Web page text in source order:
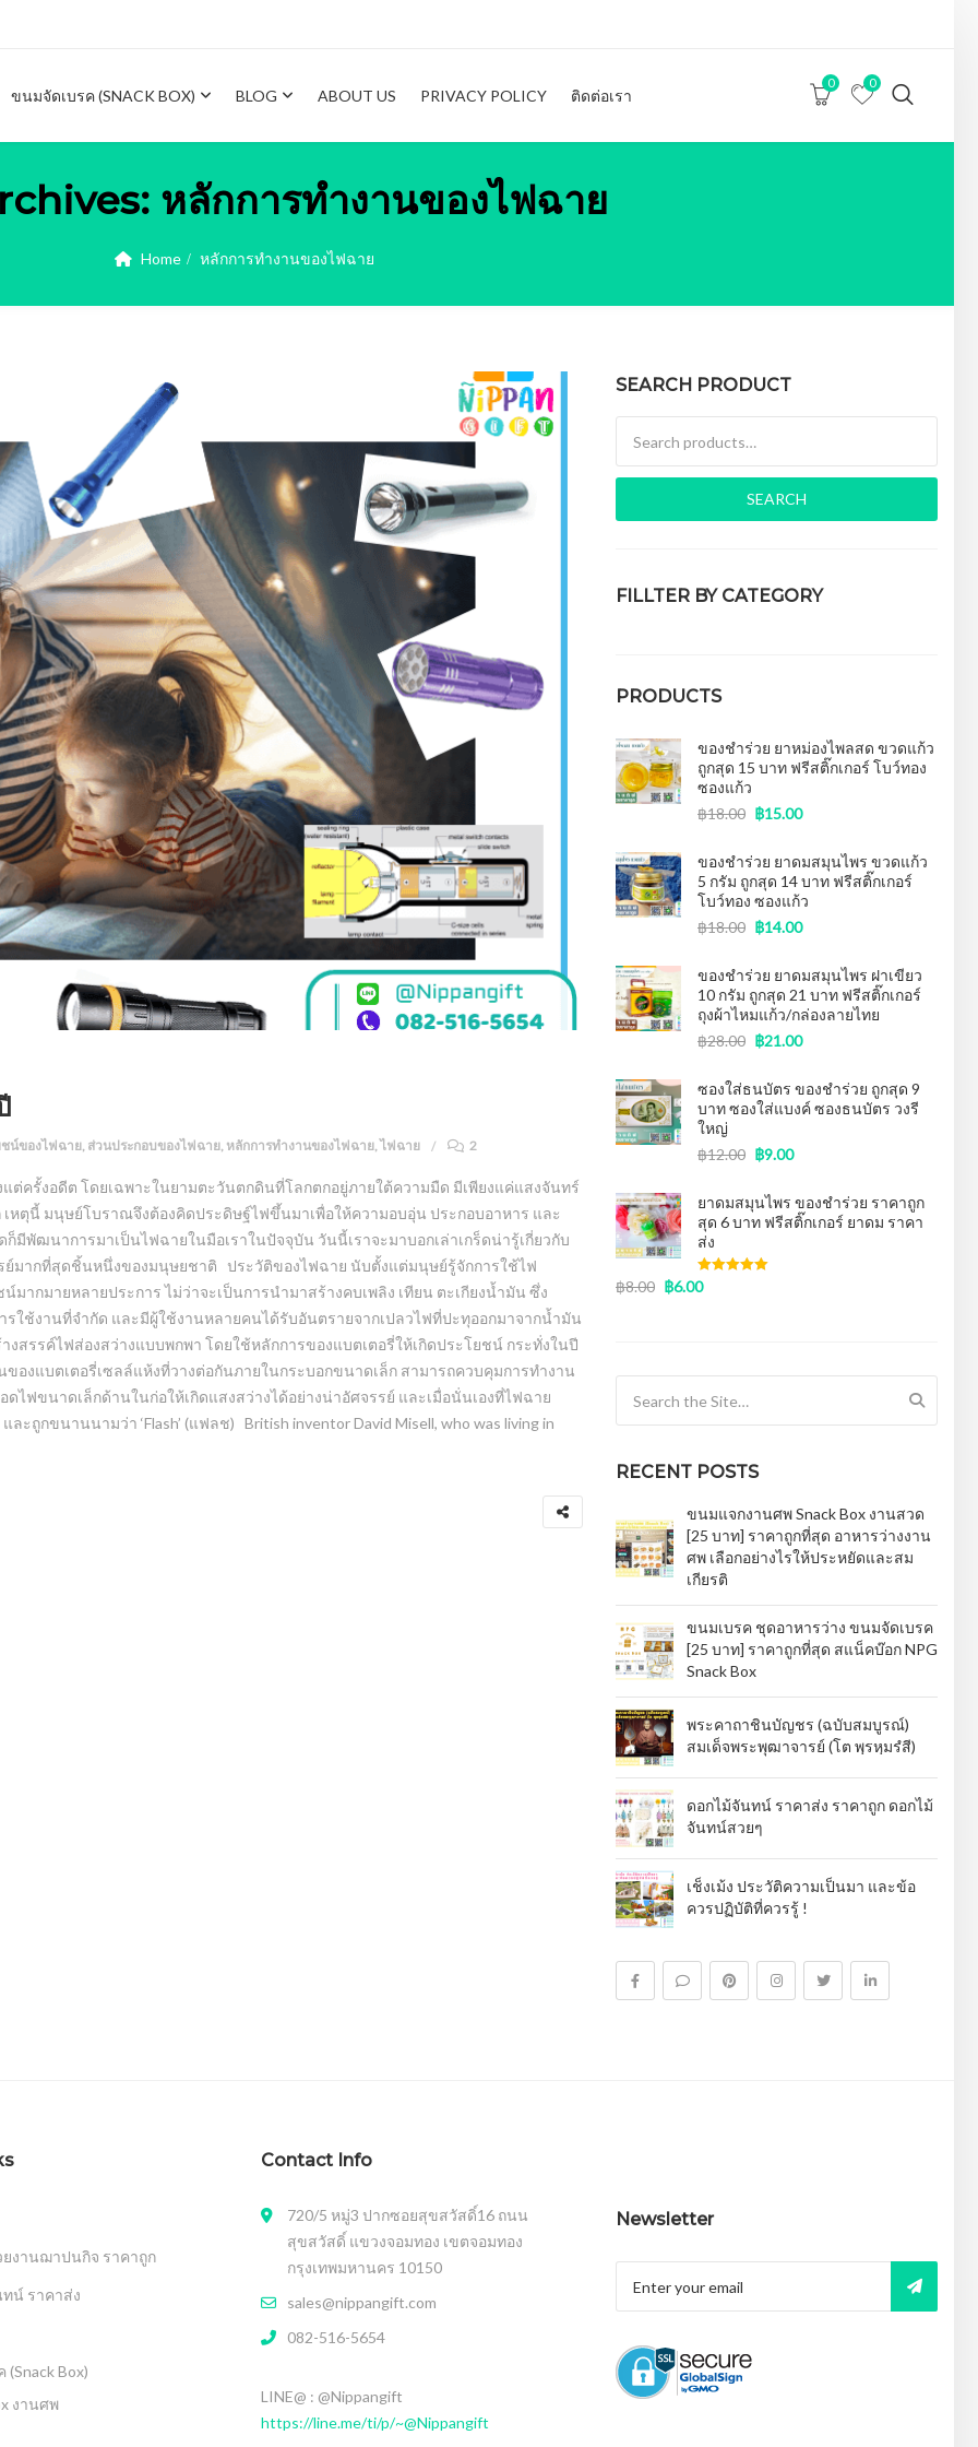
ขนมจัดเบรค (SNACK BOX) BLOG ABOUT US PRIVACY POLICY ติดต่อเรา
0 0
หลักการทำงานของไฟฉาย
Home หลักการทำงานของไฟฉาย
ชน์ของไฟฉาย, ส่วนประกอบของไฟฉาย, หลักการทำงานของไฟฉาย,ไฟฉาย 2
ต่ครั้งอดีต โดยเฉพาะในยามตะวันตกดินที่โลกตกอยู่ภายใต้ความมืด มีเพียงแค่แสงจันทร์
หตุนี้ มนุษย์โบราณจึงต้องคิดประดิษฐ์ไฟขึ้นมาเพื่อให้ความอบอุ่น ประกอบอาหาร และ
พัฒนาการมาเป็นไฟฉายในมือเราในปัจจุบัน วันนี้เราจะมาบอกเล่าเกร็ดน่ารู้เกี่ยวกับ
มากที่สุดชิ้นหนึ่งของมนุษยชาติ ประวัติของไฟฉาย นับตั้งแต่มนุษย์รู้จักการใช้ไฟ
ากมายหลายประการ ไม่ว่าจะเป็นการนำมาสร้างคบเพลิง เทียน ตะเกียงน้ำมัน ซึ่ง
รใช้งานที่จำกัด และมีผู้ใช้งานหลายคนได้รับอันตรายจากเปลวไฟที่ปะทุออกมาจากน้ำมัน
สรรค์ไฟส่องสว่างแบบพกพา โดยใช้หลักการของแบตเตอรี่ให้เกิดประโยชน์ กระทั่งในปี
งแบตเตอรี่เซลล์แห้งที่วางต่อกันภายในกระบอกขนาดเล็ก สามารถควบคุมการทำงาน
ไฟขนาดเล็กด้านในก่อให้เกิดแสงสว่างได้อย่างน่าอัศจรรย์ และเมื่อนั่นเองที่ไฟฉาย
กขนานนามว่า ‘Flash’ (แฟลช) British inventor David Misell, who was living in
SEARCH PRODUCT
SEARCH
FILLTER BY CATEGORY
PRODUCTS
ของชำร่วย ยาหม่องไพลสด ขวดแก้ว
ถูกสุด 15 บาท ฟรีสติ๊กเกอร์ โบว์ทอง
ซองแก้ว
฿18.00 ฿15.00
ของชำร่วย ยาดมสมุนไพร ขวดแก้ว
5 กรัม ถูกสุด 14 บาท ฟรีสติ๊กเกอร์
โบว์ทอง ซองแก้ว
฿18.00 ฿14.00
ของชําร่วย ยาดมสมุนไพร ฝาเขียว
10 กรัม ถูกสุด 21 บาท ฟรีสติ๊กเกอร์
ถุงผ้าไหมแก้ว/กล่องลายไทย
฿28.00 ฿21.00
ซองใส่ธนบัตร ของชําร่วย ถูกสุด 9
บาท ซองใส่แบงค์ ซองธนบัตร วงรี
ใหญ่
฿12.00 ฿9.00
ยาดมสมุนไพร ของชำร่วย ราคาถูก
สุด 6 บาท ฟรีสติ๊กเกอร์ ยาดม ราคา
ส่ง
Rated
out of 5
฿8.00 ฿6.00
RECENT POSTS
ขนมแจกงานศพ Snack Box งานสวด
[25 บาท] ราคาถูกที่สุด อาหารว่างงาน
ศพ เลือกอย่างไรให้ประหยัดและสม
เกียรติ
ขนมเบรค ชุดอาหารว่าง ขนมจัดเบรค
[25 บาท] ราคาถูกที่สุด สแน็คบ๊อก NPG
Snack Box
พระคาถาชินบัญชร (ฉบับสมบูรณ์)
สมเด็จพระพุฒาจารย์ (โต พฺรหฺมรํสี)
ดอกไม้จันทน์ ราคาส่ง ราคาถูก ดอกไม้
จันทน์สวยๆ
เช็งเม้ง ประวัติความเป็นมา และข้อ
ควรปฏิบัติที่ควรรู้ !
งานฌาปนกิจ ราคาถูก
น์ ราคาส่ง
Box)
งานศพ
Contact Info
720/5 หมู่3 ปากซอยสุขสวัสดิ์16 ถนน
สุขสวัสดิ์ แขวงจอมทอง เขตจอมทอง
กรุงเทพมหานคร 10150
sales@nippangift.com
082-516-5654
LINE@ : @Nippangift
https://line.me/ti/p/~@Nippangift
Newsletter